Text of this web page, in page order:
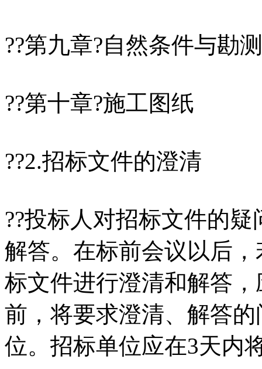
??第九章?自然条件与勘
??第十章?施工图纸
??2.招标文件的澄清
??投标人对招标文件的
解答。在标前会议以后
标文件进行澄清和解答
前，将要求澄清、解答
位。招标单位应在3天内